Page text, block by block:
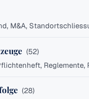
M&A,
(52)
Reglemente,
(28)